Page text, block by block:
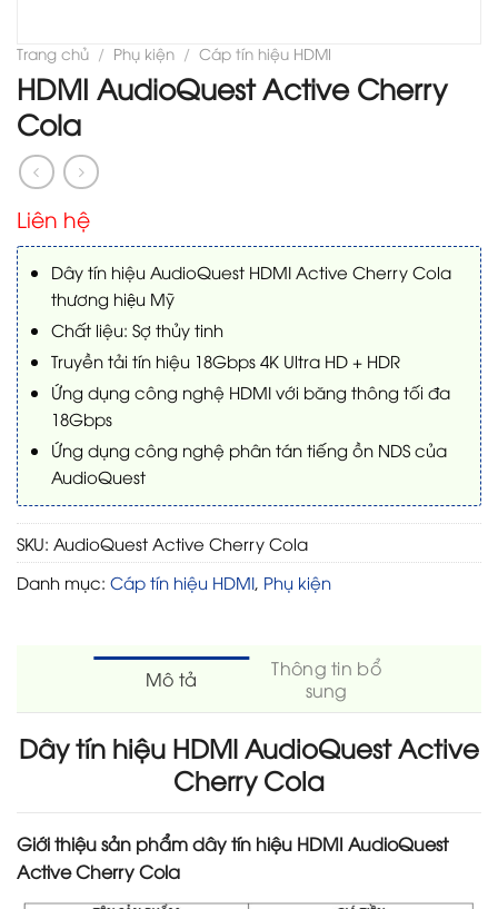
Trang chủ / Phụ kiện / Cáp tín hiệu HDMI
HDMI AudioQuest Active Cherry
Cola
Liên hệ
Dây tín hiệu AudioQuest HDMI Active Cherry Cola
thương hiệu Mỹ
Chất liệu: Sợ thủy tinh
Truyền tải tín hiệu 18Gbps 4K Ultra HD + HDR
Ứng dụng công nghệ HDMI với băng thông tối đa
18Gbps
Ứng dụng công nghệ phân tán tiếng ồn NDS của
AudioQuest
SKU: AudioQuest Active Cherry Cola
Danh mục: Cáp tín hiệu HDMI Phụ kiện
Mô tả
Thông tin bổ
sung
Dây tín hiệu HDMI AudioQuest Active
Cherry Cola
Giới thiệu sản phẩm dây tín hiệu HDMI AudioQuest
Active Cherry Cola